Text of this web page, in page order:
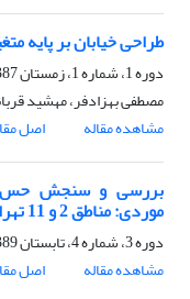
طراحی خیابان بر پایه
دوره 1، شماره 1، زمستان 1387، صفحه
مصطفی بهزادفر، مهشید
مشاهده مقاله
اصل
بررسی و سنجش حس
موردی: مناطق 2 و 11 تهران)
دوره 3، شماره 4، تابستان 1389، صفحه
مشاهده مقاله
اصل